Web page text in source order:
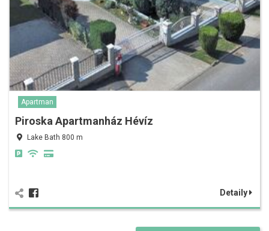
Apartman
Piroska Apartmanház Hévíz
Lake Bath 800 m
Detaily